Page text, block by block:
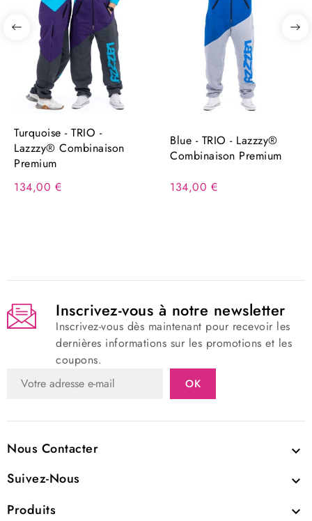
Turquoise - TRIO -
Lazzzy® Combinaison
Premium
134,00 €
Blue - TRIO - Lazzzy®
Combinaison Premium
134,00 €
Inscrivez-vous à notre newsletter
Inscrivez-vous dès maintenant pour recevoir les
dernières informations sur les promotions et les
coupons.
Nous Contacter 
Suivez-Nous 
Produits 